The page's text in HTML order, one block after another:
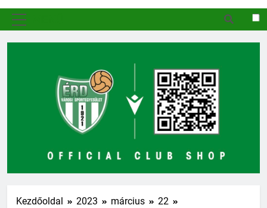
Kezdőoldal 2023 március
22